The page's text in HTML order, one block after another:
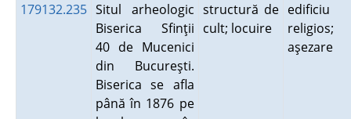
179132.235 Situl arheologic
Biserica Sfinţii
40 de Mucenici
din Bucureşti.
Biserica se afla
până în 1876 pe
structură de
cult; locuire
edificiu
religios;
aşezare